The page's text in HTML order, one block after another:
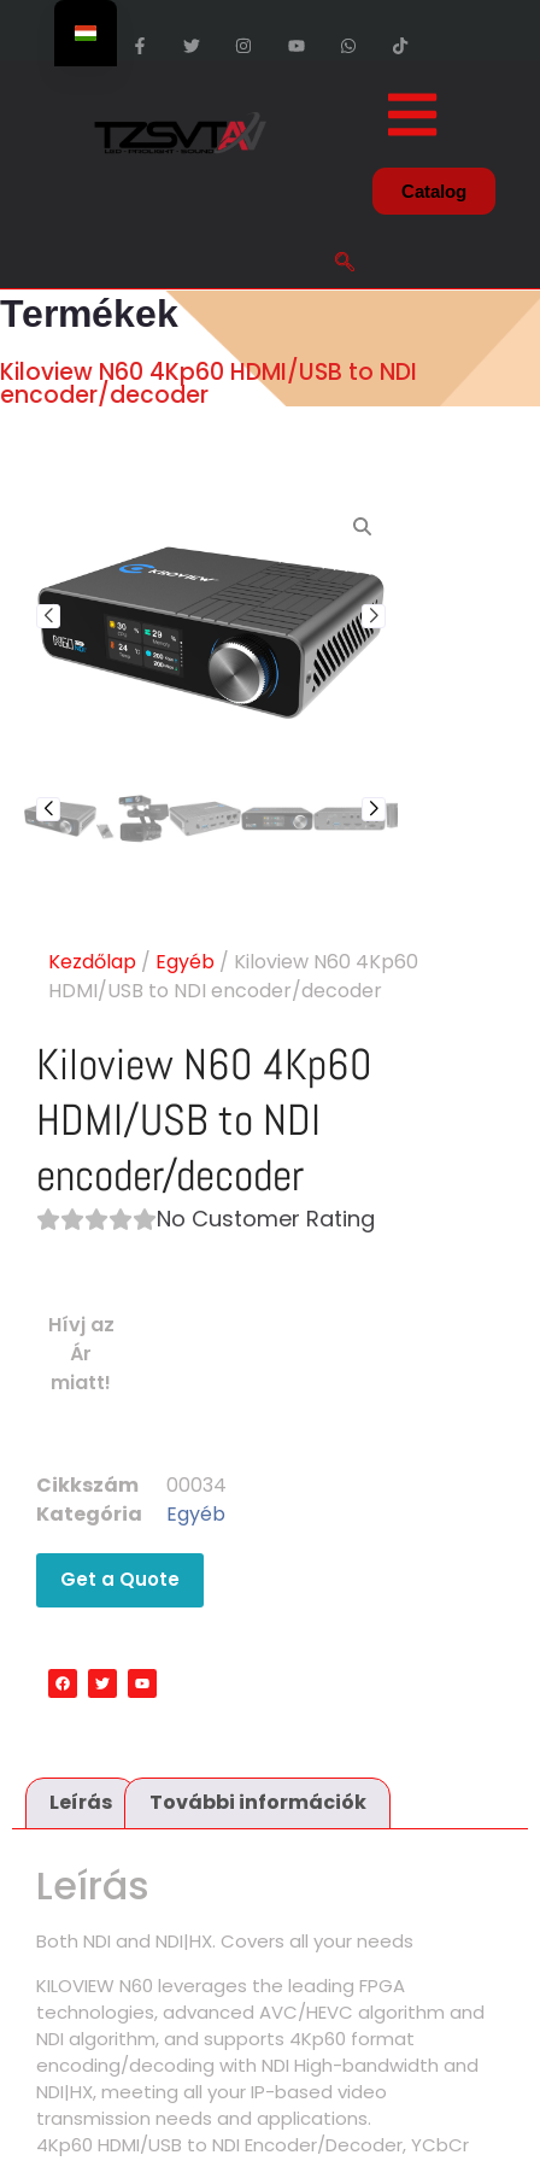
Catalog
Termékek
Kiloview N60 4Kp60 HDMI/USB to NDI
encoder/decoder
Kezdőlap / Egyéb / Kiloview N60 4Kp60
HDMI/USB to NDI encoder/decoder
Kiloview N60 4Kp60
HDMI/USB to NDI
encoder/decoder
No Customer Rating
Hívj az
Ár
miatt!
Cikkszám
00034
Kategória
Egyéb
Get a Quote
Leírás További információk
Leírás
Both NDI and NDI|HX. Covers all your needs
KILOVIEW N60 leverages the leading FPGA
technologies, advanced AVC/HEVC algorithm and
NDI algorithm, and supports 4Kp60 format
encoding/decoding with NDI High-bandwidth and
NDI|HX, meeting all your IP-based video
transmission needs and applications.
4Kp60 HDMI/USB to NDI Encoder/Decoder, YCbCr